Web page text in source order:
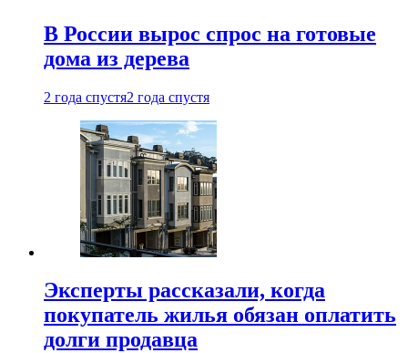
В России вырос спрос на готовые
дома из дерева
2 года спустя2 года спустя
Эксперты рассказали, когда
покупатель жилья обязан оплатить
долги продавца